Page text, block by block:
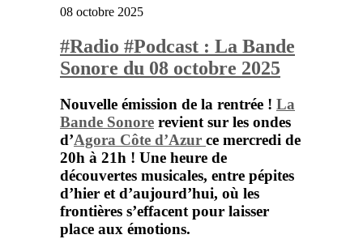
08 octobre 2025
#Radio #Podcast : La Bande
Sonore du 08 octobre 2025
Nouvelle émission de la rentrée ! La
Bande Sonore revient sur les ondes
d’Agora Côte d’Azur ce mercredi de
20h à 21h ! Une heure de
découvertes musicales, entre pépites
d’hier et d’aujourd’hui, où les
frontières s’effacent pour laisser
place aux émotions.